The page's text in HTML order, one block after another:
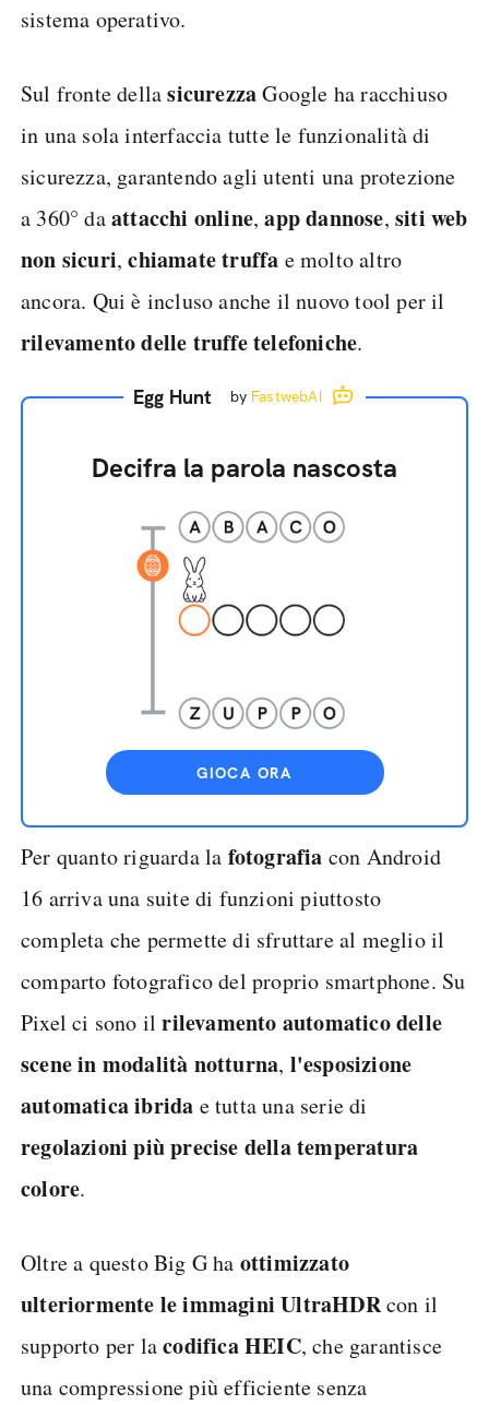
sistema operativo.
Sul fronte dellasicurezzaGoogle ha racchiuso
in una sola interfaccia tutte le funzionalità di
sicurezza, garantendo agli utenti una protezione
a 360° daattacchi online,appdannose,sitiweb
non sicuri,chiamate truffa e molto altro
ancora. Qui è incluso anche il nuovo tool per il
rilevamento delle truffe telefoniche.
Egg Hunt by FastwebAI
Decifra la parola nascosta
GIOCA ORA
Per quanto riguarda la fotografia con Android
16 arriva una suite di funzioni piuttosto
completa che permette di sfruttare al meglio il
comparto fotografico del proprio smartphone. Su
Pixel ci sono ilrilevamento automatico delle
scene in modalità notturna, l'esposizione
automatica ibrida e tutta una serie di
regolazioni più precise della temperatura
colore.
Oltre a questo Big G ha ottimizzato
ulteriormente le immagini UltraHDRcon il
supporto per lacodifica HEIC, che garantisce
una compressione più efficiente senza